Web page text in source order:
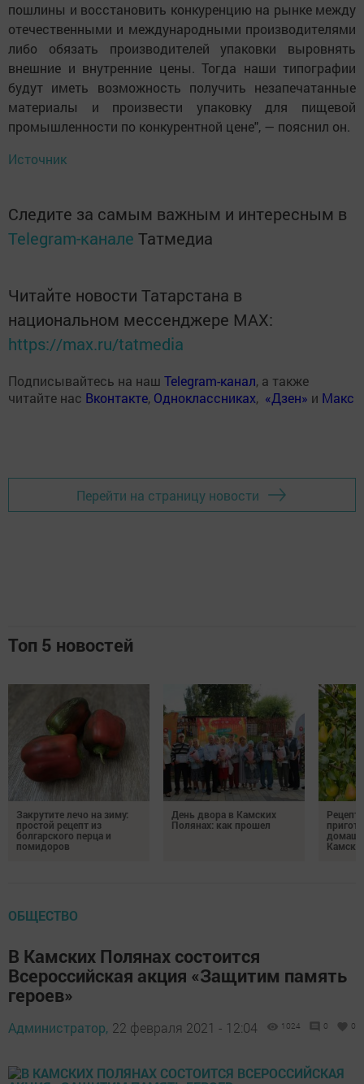
пошлины и восстановить конкуренцию на рынке между
отечественными и международными производителями
либо обязать производителей упаковки выровнять
внешние и внутренние цены. Тогда наши типографии
будут иметь возможность получить незапечатанные
материалы и произвести упаковку для пищевой
промышленности по конкурентной цене", — пояснил он.
Источник
Следите за самым важным и интересным в
Telegram-канале Татмедиа
Читайте новости Татарстана в
национальном мессенджере MАХ:
https://max.ru/tatmedia
Подписывайтесь на наш Telegram-канал, а также
читайте нас Вконтакте, Одноклассниках, «Дзен» и Макс
Перейти на страницу новости
Топ 5 новостей
Закрутите лечо на зиму:
простой рецепт из
болгарского перца и
помидоров
День двора в Камских
Полянах: как прошел
ОБЩЕСТВО
В Камских Полянах состоится
Всероссийская акция «Защитим память
героев»
Администратор, 22 февраля 2021 - 12:04 1024 0 0